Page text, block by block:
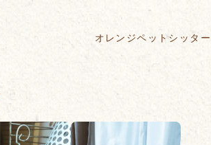
オレンジペットシッター